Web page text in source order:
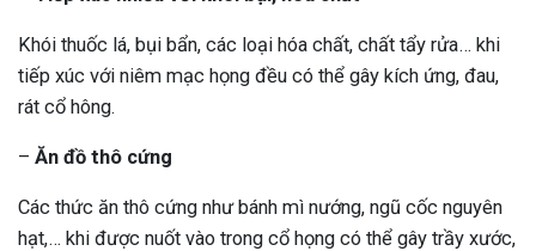
Khói thuốc lá, bụi bẩn, các loại hóa chất, chất tẩy rửa… khi
tiếp xúc với niêm mạc họng đều có thể gây kích ứng, đau,
rát cổ hông.
– Ăn đồ thô cứng
Các thức ăn thô cứng như bánh mì nướng, ngũ cốc nguyên
hạt,… khi được nuốt vào trong cổ họng có thể gây trầy xước,